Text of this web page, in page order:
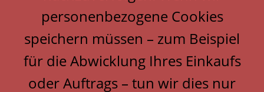
Alle Rechte vorbehalten.
personenbezogene Cookies
speichern müssen – zum Beispiel
für die Abwicklung Ihres Einkaufs
oder Auftrags – tun wir dies nur